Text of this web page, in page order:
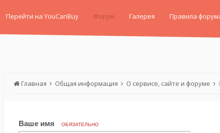
Перейти на YouCanBuy Форум Галерея Правила
Главная Общая информация О сервисе, сайте и форуме
Ваше имя ОБЯЗАТЕЛЬНО